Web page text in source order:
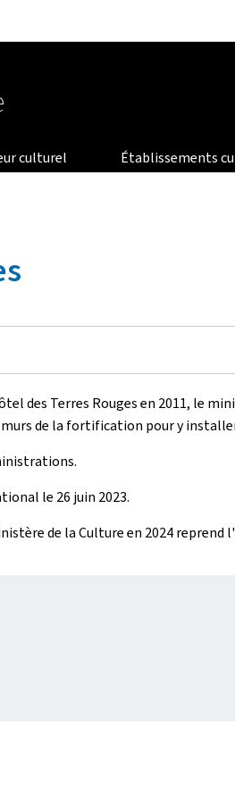
culturel Établissements
des Terres Rouges en 2011, le
de la fortification pour y
le 26 juin 2023.
de la Culture en 2024 reprend